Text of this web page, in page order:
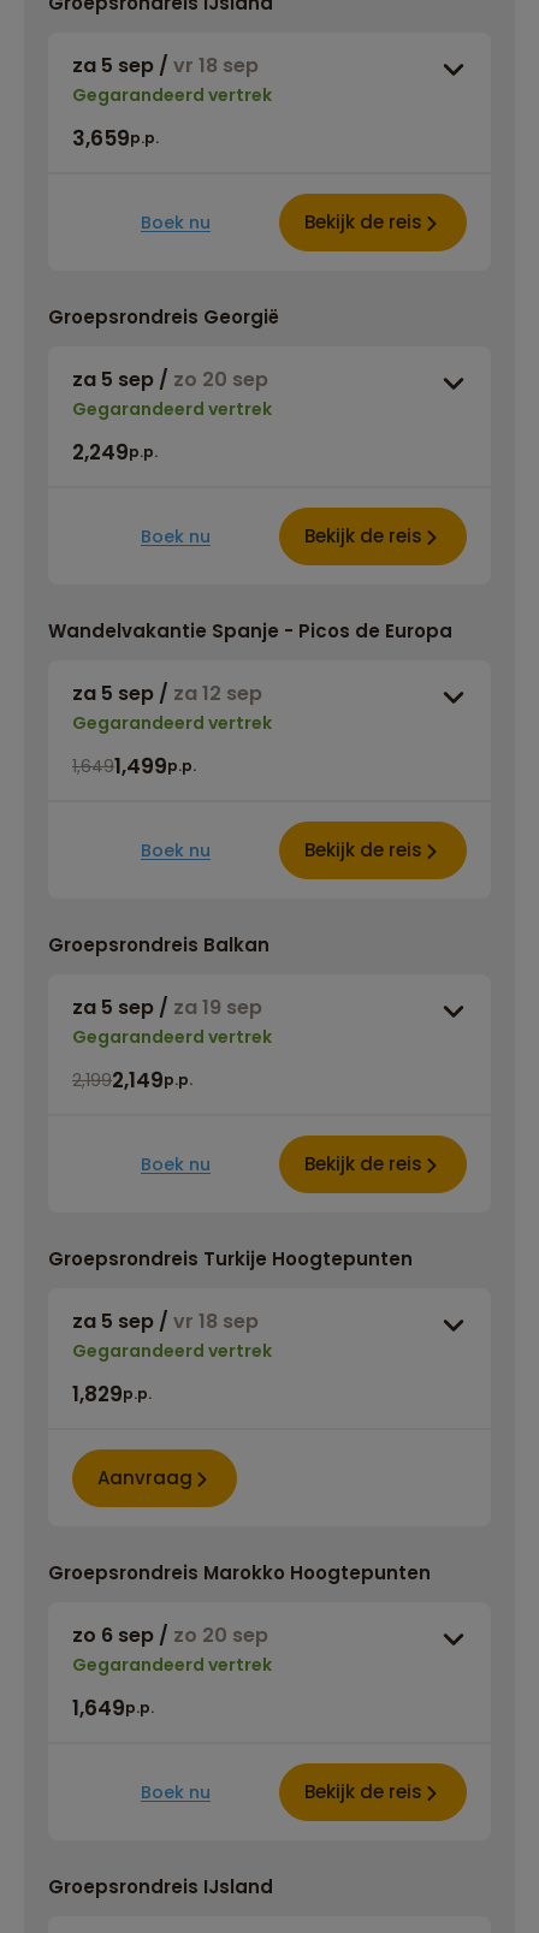
za 5 sep / vr 18 sep
Gegarandeerd vertrek
3,659p.p.
Boek nu Bekijk de reis
Groepsrondreis Georgië
za 5 sep / zo 20 sep
Gegarandeerd vertrek
2,249p.p.
Boek nu Bekijk de reis
Wandelvakantie Spanje - Picos de Europa
za 5 sep / za 12 sep
Gegarandeerd vertrek
1,6491,499p.p.
Boek nu Bekijk de reis
Groepsrondreis Balkan
za 5 sep / za 19 sep
Gegarandeerd vertrek
2,1992,149p.p.
Boek nu Bekijk de reis
Groepsrondreis Turkije Hoogtepunten
za 5 sep / vr 18 sep
Gegarandeerd vertrek
1,829p.p.
Aanvraag
Groepsrondreis Marokko Hoogtepunten
zo 6 sep / zo 20 sep
Gegarandeerd vertrek
1,649p.p.
Boek nu Bekijk de reis
Groepsrondreis IJsland